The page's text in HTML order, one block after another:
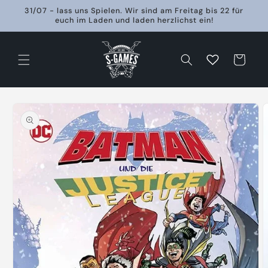
zum
31/07 - lass uns Spielen. Wir sind am Freitag bis 22 für
euch im Laden und laden herzlichst ein!
Warenkorb